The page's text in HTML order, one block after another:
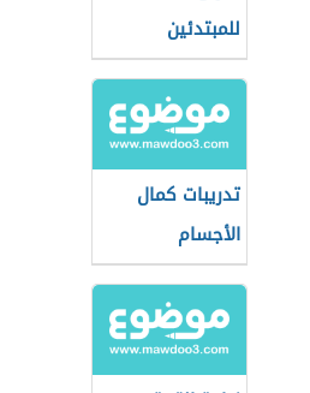
للمبتدئين
تدريبات كمال
الأجسام